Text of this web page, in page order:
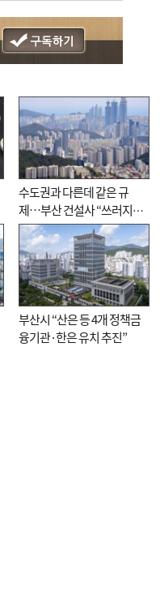
수도권과 다른데 같은 규
제…부산 건설사 “쓰러지기
직전”
부산시 “산은 등 4개 정책금
융기관·한은 유치 추진”